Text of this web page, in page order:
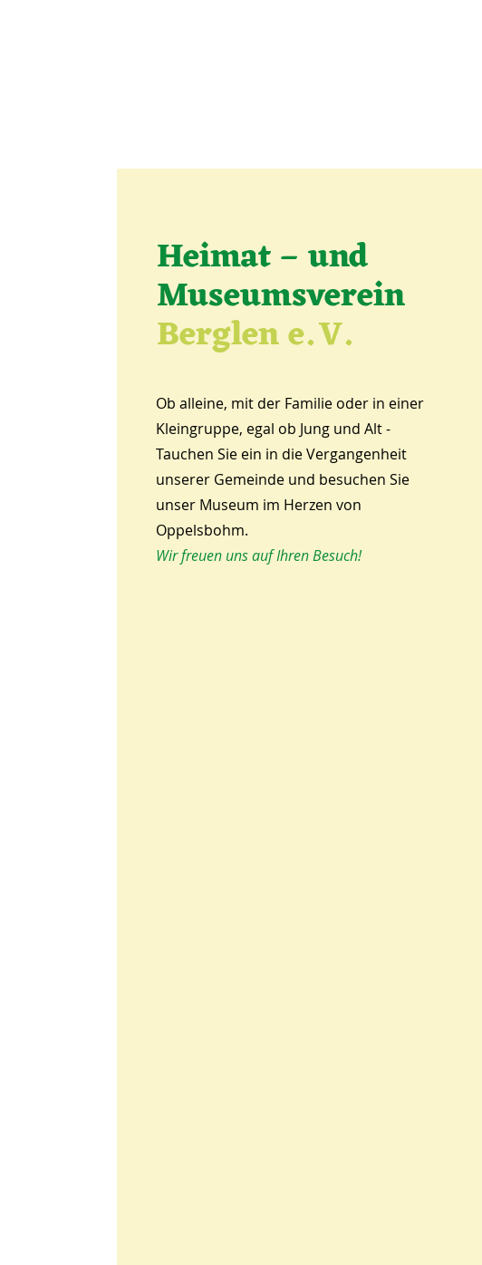
Heimat – und
Museumsverein
Berglen e.V.
Ob alleine, mit der Familie oder in einer
Kleingruppe, egal ob Jung und Alt -
Tauchen Sie ein in die Vergangenheit
unserer Gemeinde und besuchen Sie
unser Museum im Herzen von
Oppelsbohm.
Wir freuen uns auf Ihren Besuch!